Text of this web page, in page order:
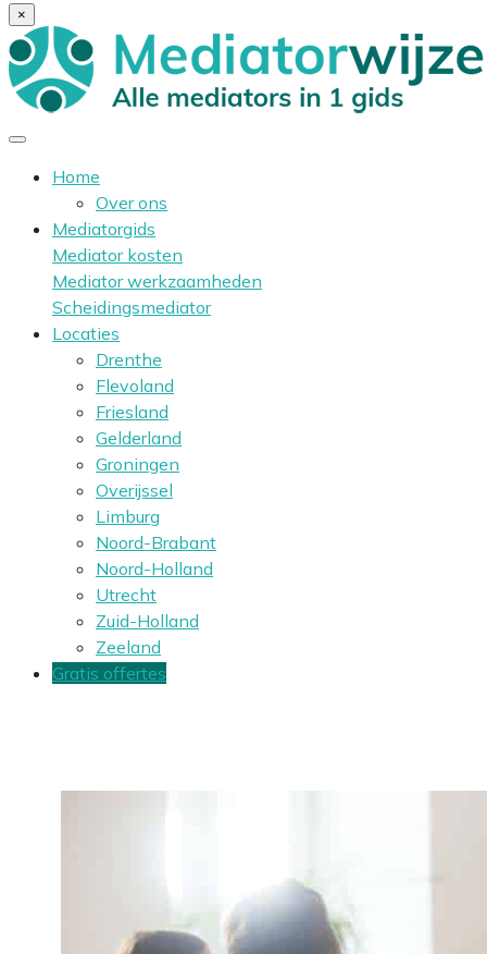
×
Home
Over ons
Mediatorgids
Mediator kosten
Mediator werkzaamheden
Scheidingsmediator
Locaties
Drenthe
Flevoland
Friesland
Gelderland
Groningen
Overijssel
Limburg
Noord-Brabant
Noord-Holland
Utrecht
Zuid-Holland
Zeeland
Gratis offertes